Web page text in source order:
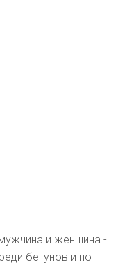
и женщина -
бегунов и по